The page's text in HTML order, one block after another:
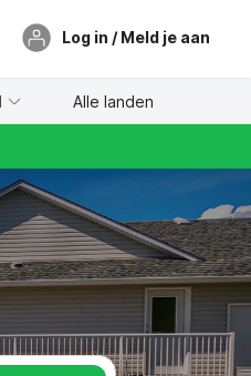
Log in / Meld je aan
Alle landen